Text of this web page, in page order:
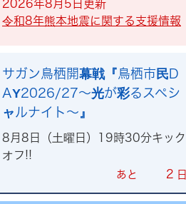
2026年8月5日更新
令和8年熊本地震に関する支援情報
サガン鳥栖開幕戦『鳥栖市民D
AY2026/27～光が彩るスペシ
ャルナイト～』
8月8日（土曜日）19時30分キック
オフ!!
あと 2 日